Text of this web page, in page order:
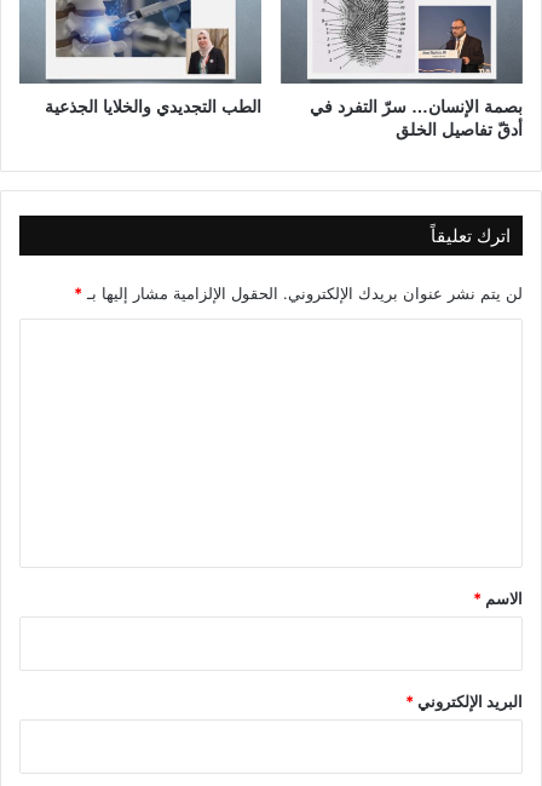
بصمة الإنسان… سرّ التفرد في
أدقّ تفاصيل الخلق
الطب التجديدي والخلايا الجذعية
اترك تعليقاً
لن يتم نشر عنوان بريدك الإلكتروني. الحقول الإلزامية مشار إليها بـ *
*
الاسم *
البريد الإلكتروني*